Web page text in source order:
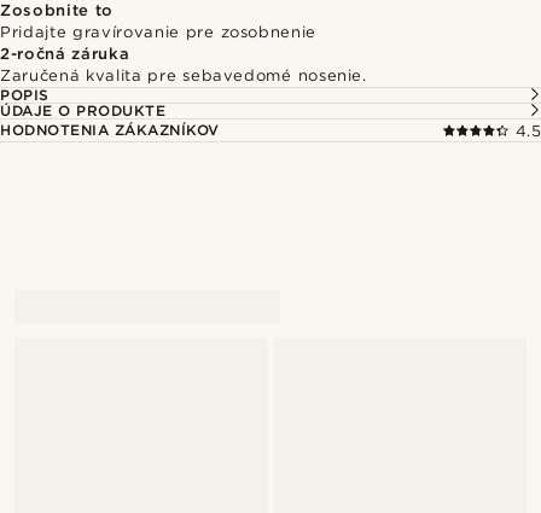
Zosobnite to
Pridajte gravírovanie pre zosobnenie
2-ročná záruka
Zaručená kvalita pre sebavedomé nosenie.
POPIS
ÚDAJE O PRODUKTE
HODNOTENIA ZÁKAZNÍKOV
4.5